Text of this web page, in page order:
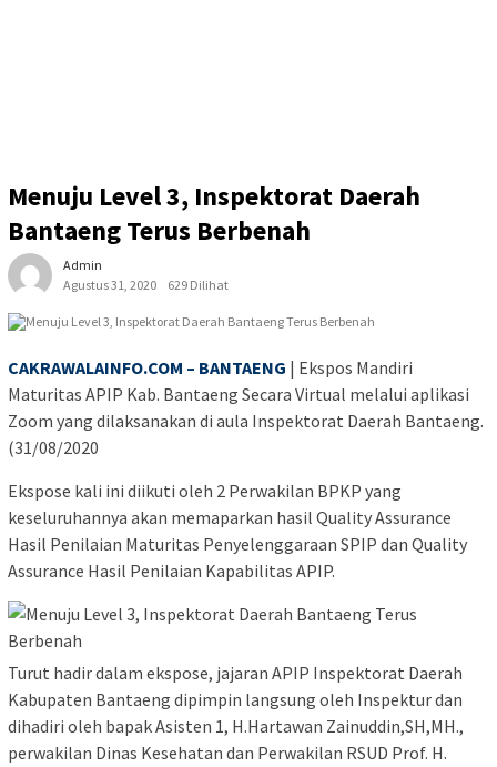
Menuju Level 3, Inspektorat Daerah
Bantaeng Terus Berbenah
Admin
Agustus 31, 2020
629 Dilihat
CAKRAWALAINFO.COM – BANTAENG | Ekspos Mandiri
Maturitas APIP Kab. Bantaeng Secara Virtual melalui aplikasi
Zoom yang dilaksanakan di aula Inspektorat Daerah Bantaeng.
(31/08/2020
Ekspose kali ini diikuti oleh 2 Perwakilan BPKP yang
keseluruhannya akan memaparkan hasil Quality Assurance
Hasil Penilaian Maturitas Penyelenggaraan SPIP dan Quality
Assurance Hasil Penilaian Kapabilitas APIP.
Turut hadir dalam ekspose, jajaran APIP Inspektorat Daerah
Kabupaten Bantaeng dipimpin langsung oleh Inspektur dan
dihadiri oleh bapak Asisten 1, H.Hartawan Zainuddin,SH,MH.,
perwakilan Dinas Kesehatan dan Perwakilan RSUD Prof. H.